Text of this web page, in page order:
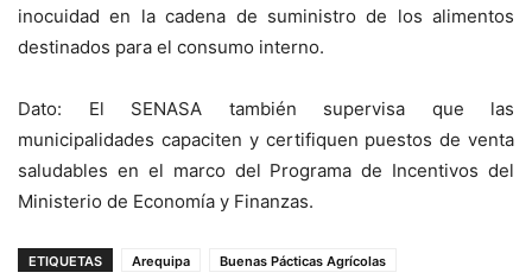
inocuidad en la cadena de suministro de los alimentos
destinados para el consumo interno.
Dato: El SENASA también supervisa que las
municipalidades capaciten y certifiquen puestos de venta
saludables en el marco del Programa de Incentivos del
Ministerio de Economía y Finanzas.
ETIQUETAS Arequipa
Buenas Pácticas Agrícolas